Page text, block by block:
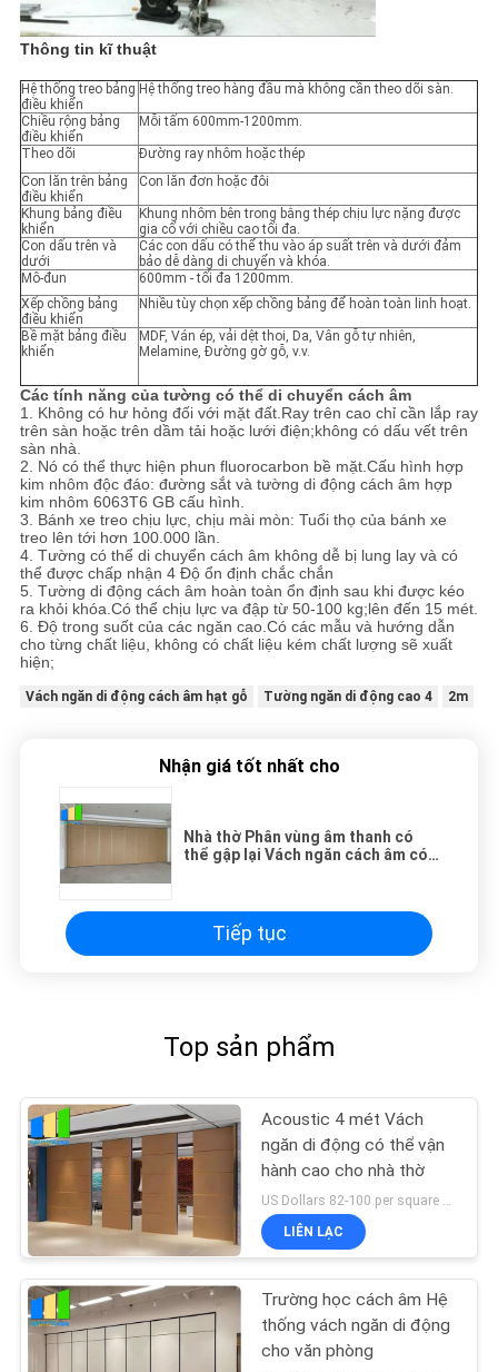
Thông tin kĩ thuật
Hệ thống treo bảng
điều khiển
Hệ thống treo hàng đầu mà không cần theo dõi sàn.
Chiều rộng bảng
điều khiển
Mỗi tấm 600mm-1200mm.
Theo dõi
Đường ray nhôm hoặc thép
Con lăn trên bảng
điều khiển
Con lăn đơn hoặc đôi
Khung bảng điều
khiển
Khung nhôm bên trong bằng thép chịu lực nặng được
gia cố với chiều cao tối đa.
Con dấu trên và
dưới
Các con dấu có thể thu vào áp suất trên và dưới đảm
bảo dễ dàng di chuyển và khóa.
Mô-đun
600mm - tối đa 1200mm.
Xếp chồng bảng
điều khiển
Nhiều tùy chọn xếp chồng bảng để hoàn toàn linh hoạt.
Bề mặt bảng điều
khiển
MDF, Ván ép, vải dệt thoi, Da, Vân gỗ tự nhiên,
Melamine, Đường gờ gỗ, v.v.
Các tính năng của tường có thể di chuyển cách âm
1. Không có hư hỏng đối với mặt đất.Ray trên cao chỉ cần lắp ray
trên sàn hoặc trên dầm tải hoặc lưới điện;không có dấu vết trên
sàn nhà.
2. Nó có thể thực hiện phun fluorocarbon bề mặt.Cấu hình hợp
kim nhôm độc đáo: đường sắt và tường di động cách âm hợp
kim nhôm 6063T6 GB cấu ​​hình.
3. Bánh xe treo chịu lực, chịu mài mòn: Tuổi thọ của bánh xe
treo lên tới hơn 100.000 lần.
4. Tường có thể di chuyển cách âm không dễ bị lung lay và có
thể được chấp nhận 4 Độ ổn định chắc chắn
5. Tường di động cách âm hoàn toàn ổn định sau khi được kéo
ra khỏi khóa.Có thể chịu lực va đập từ 50-100 kg;lên đến 15 mét.
6. Độ trong suốt của các ngăn cao.Có các mẫu và hướng dẫn
cho từng chất liệu, không có chất liệu kém chất lượng sẽ xuất
hiện;
Vách ngăn di động cách âm hạt gỗ Tường ngăn di động cao 4 2m
Nhận giá tốt nhất cho
Nhà thờ Phân vùng âm thanh có
thể gập lại Vách ngăn cách âm có
Tiếp tục
Top sản phẩm
Acoustic 4 mét Vách
ngăn di động có thể vận
hành cao cho nhà thờ
US Dollars 82-100 per square meter MOQ:Không có MOQ, số lượng nhỏ được chào đón
LIÊN LẠC
Trường học cách âm Hệ
thống vách ngăn di động
cho văn phòng